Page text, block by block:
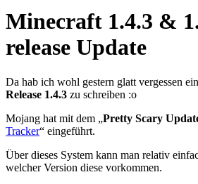
Minecraft 1.4.3 &
release Update
Da hab ich wohl gestern glatt vergessen
Release 1.4.3 zu schreiben :o
Mojang hat mit dem „Pretty Scary
Tracker“ eingeführt.
Über dieses System kann man relativ
welcher Version diese vorkommen.